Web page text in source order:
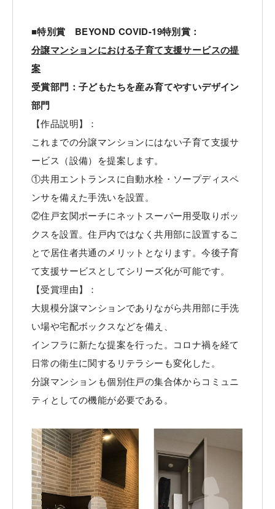
■特別賞 BEYOND COVID-19特別賞：
分譲マンションにおける子育て支援サービスの提
案
受賞部門：子どもたちを産み育てやすいデザイン
部門
【作品説明】：
これまでの分譲マンションにはない子育て支援サ
ービス（設備）を提案します。
①共用エントランスに自動水栓・ソープディスペ
ンサを備えた手洗いを設置。
②住戸玄関ポーチにネットスーパー用受取りボッ
クスを設置。住戸内ではなく共用部に設置するこ
とで居住者共通のメリットとなります。今後子育
て支援サービスとしてシリーズ化が可能です。
【受賞理由】：
大規模分譲マンションでありながら共用部に手洗
い場や宅配ボックスなどを備え、
インフラに新たな提案を行った。コロナ禍を経て
日常の衛生に関するリテラシーも変化した。
分譲マンションも個別住戸の集合体からコミュニ
ティとしての機能が必要である。